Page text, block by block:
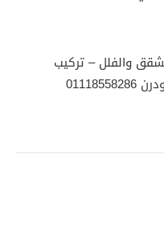
والفلل – تركيب